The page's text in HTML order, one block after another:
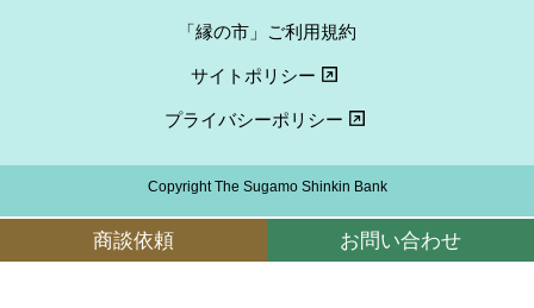
商談依頼 お問い合わせ
「縁の市」ご利用規約
サイトポリシー
プライバシーポリシー
Copyright The Sugamo Shinkin Bank